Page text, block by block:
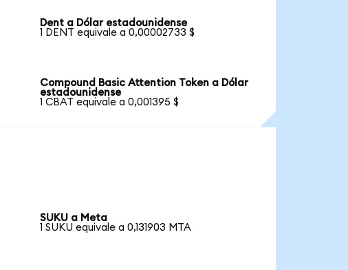
Dent a Dólar estadounidense
1 DENT equivale a 0,00002733 $
Compound Basic Attention Token a Dólar
estadounidense
1 CBAT equivale a 0,001395 $
SUKU a Meta
1 SUKU equivale a 0,131903 MTA